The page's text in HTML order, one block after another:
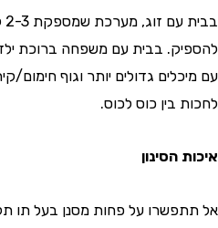
בבית עם
בבית עם משפחה ברוכת ילדים
גדולים יותר וגוף חימום/
בין כוס לכוס.
הסינון
על פחות מסנן בעל תו תקן.